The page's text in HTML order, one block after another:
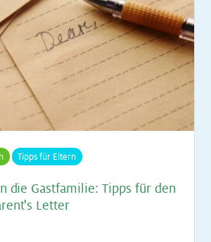
Tipps für Eltern
die Gast­fa­mi­lie: Tipps für den
Let­ter